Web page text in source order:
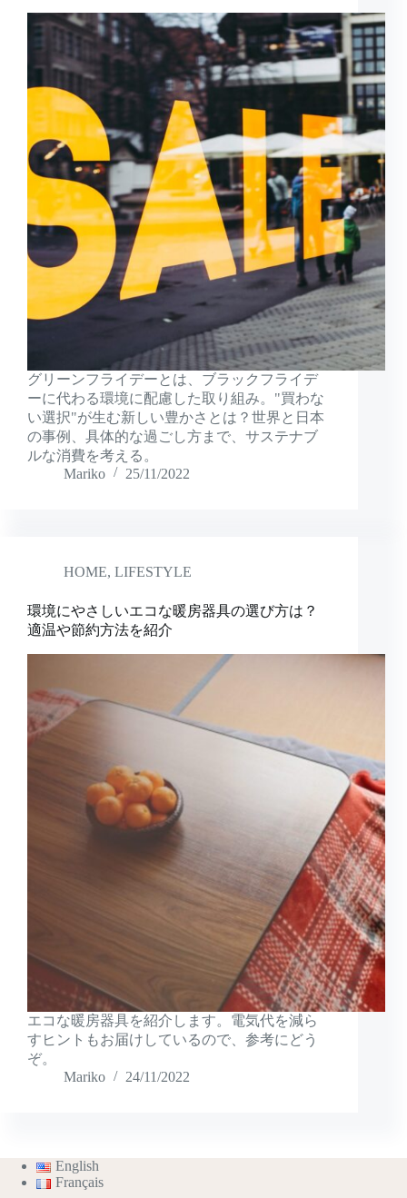
グリーンフライデーとは、ブラックフライデ
ーに代わる環境に配慮した取り組み。"買わな
い選択"が生む新しい豊かさとは？世界と日本
の事例、具体的な過ごし方まで、サステナブ
ルな消費を考える。
Mariko
25/11/2022
HOME, LIFESTYLE
環境にやさしいエコな暖房器具の選び方は？
適温や節約方法を紹介
エコな暖房器具を紹介します。電気代を減ら
すヒントもお届けしているので、参考にどう
ぞ。
Mariko
24/11/2022
English
Français